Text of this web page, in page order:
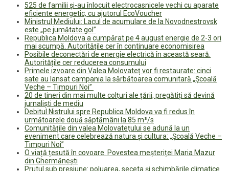
525 de familii și-au înlocuit electrocasnicele vechi cu aparate
eficiente energetic, cu ajutorul EcoVoucher
Ministrul Mediului: Lacul de acumulare de la Novodnestrovsk
este „pe jumătate gol”
Republica Moldova a cumpărat pe 4 august energie de 2-3 ori
mai scumpă. Autoritățile cer în continuare economisirea
Posibile deconectări de energie electrică în această seară.
Autoritățile cer reducerea consumului
Primele izvoare din Valea Molovateț vor fi restaurate: cinci
sate au lansat campania la sărbătoarea comunitară „Școală
Veche – Timpuri Noi”
20 de tineri din mai multe colțuri ale țării, pregătiți să devină
jurnaliști de mediu
Debitul Nistrului spre Republica Moldova va fi redus în
următoarele două săptămâni la 85 m³/s
Comunitățile din valea Molovatețului se adună la un
eveniment care celebrează natura și cultura: „Școală Veche –
Timpuri Noi”
O viață țesută în covoare. Povestea meșteriței Maria Mazur
din Ghermănești
Prutul sub presiune: poluarea, seceta și schimbările climatice